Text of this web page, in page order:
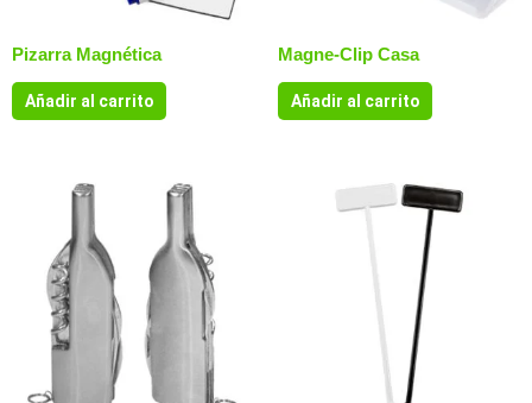
Pizarra Magnética
Añadir al carrito
Magne-Clip Casa
Añadir al carrito